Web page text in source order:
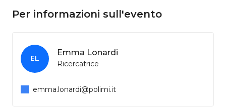
Per informazioni sull'evento
EL
Emma Lonardi
Ricercatrice
emma.lonardi@polimi.it